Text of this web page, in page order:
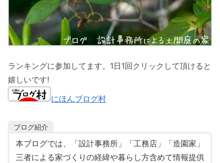
ランキングに参加してます。1日1回クリックして頂けると
嬉しいです!
にほんブログ村
ブログ紹介
本ブログでは、「設計事務所」「工務店」「造園家」
三者による家づくりの経緯や暮らし方含めて情報提供